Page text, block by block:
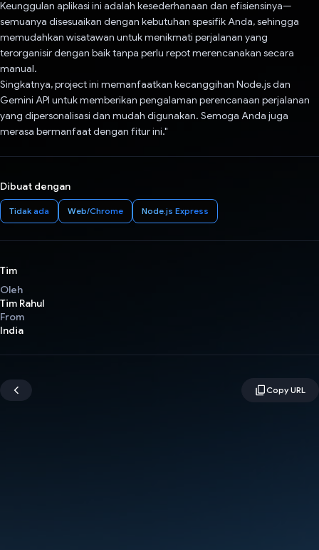
Keunggulan aplikasi ini adalah kesederhanaan dan efisiensinya—
semuanya disesuaikan dengan kebutuhan spesifik Anda, sehingga
memudahkan wisatawan untuk menikmati perjalanan yang
terorganisir dengan baik tanpa perlu repot merencanakan secara
manual.
Singkatnya, project ini memanfaatkan kecanggihan Node.js dan
Gemini API untuk memberikan pengalaman perencanaan perjalanan
yang dipersonalisasi dan mudah digunakan. Semoga Anda juga
merasa bermanfaat dengan fitur ini."
Dibuat dengan
Tidak ada Web/Chrome Node.js Express
Tim
Oleh
Tim Rahul
From
India